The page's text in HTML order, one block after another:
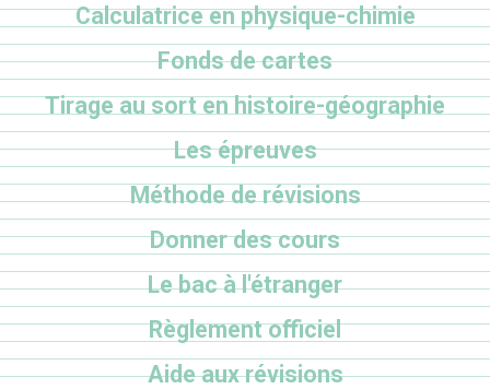
Calculatrice en physique-chimie
Fonds de cartes
Tirage au sort en histoire-géographie
Les épreuves
Méthode de révisions
Donner des cours
Le bac à l'étranger
Règlement officiel
Aide aux révisions